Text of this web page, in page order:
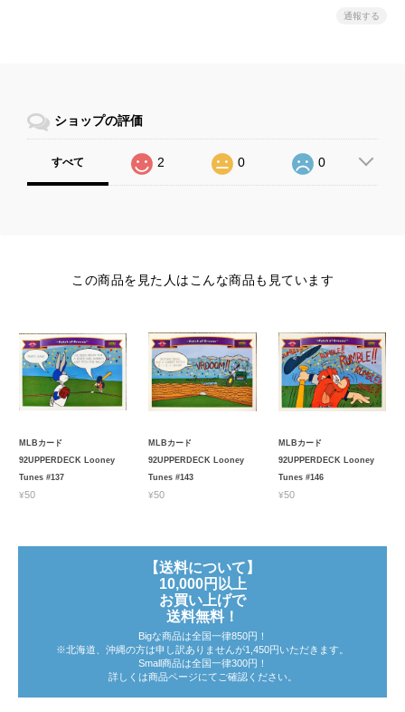
通報する
ショップの評価
すべて 2 0 0
この商品を見た人はこんな商品も見ています
MLBカード
92UPPERDECK Looney
Tunes #137
¥50
MLBカード
92UPPERDECK Looney
Tunes #143
¥50
MLBカード
92UPPERDECK Looney
Tunes #146
¥50
【送料について】
10,000円以上
お買い上げで
送料無料！
Bigな商品は全国一律850円！
※北海道、沖縄の方は申し訳ありませんが1,450円いただきます。
Small商品は全国一律300円！
詳しくは商品ページにてご確認ください。